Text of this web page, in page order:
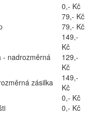
0,- Kč
79,- Kč
79,- Kč
149,-
Kč
- nadrozměrná
129,-
Kč
zásilka
149,-
Kč
0,- Kč
0,- Kč